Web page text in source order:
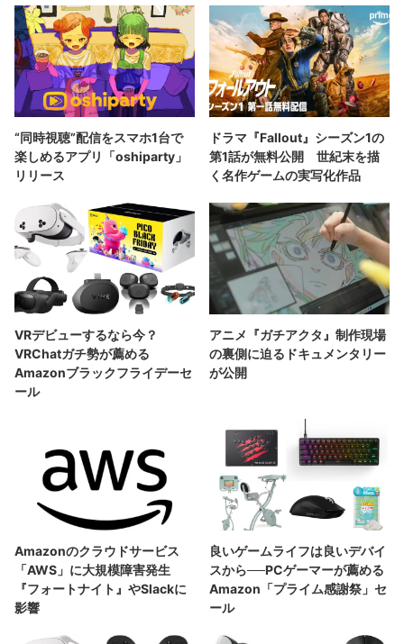
“同時視聴”配信をスマホ1台で
楽しめるアプリ「oshiparty」
リリース
ドラマ『Fallout』シーズン1の
第1話が無料公開 世紀末を描
く名作ゲームの実写化作品
VRデビューするなら今？
VRChatガチ勢が薦める
Amazonブラックフライデーセ
ール
アニメ『ガチアクタ』制作現場
の裏側に迫るドキュメンタリー
が公開
Amazonのクラウドサービス
「AWS」に大規模障害発生
『フォートナイト』やSlackに
影響
良いゲームライフは良いデバイ
スから──PCゲーマーが薦める
Amazon「プライム感謝祭」セ
ール